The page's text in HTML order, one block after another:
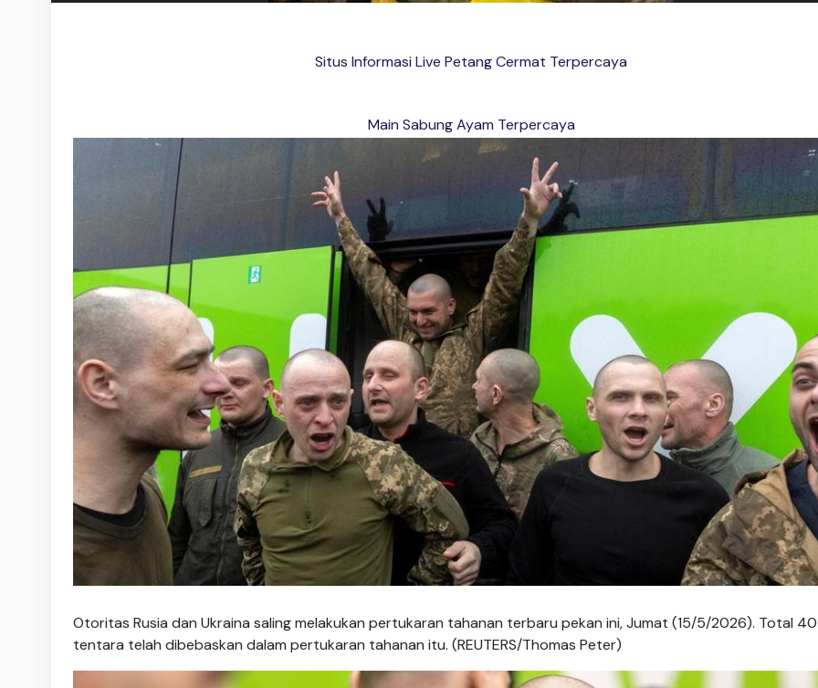
Situs Informasi Live Petang Cermat Terpercaya
Main Sabung Ayam Terpercaya
Otoritas Rusia dan Ukraina saling melakukan pertukaran tahanan terbaru pekan ini, Jumat (15/5/2026). Total 40
tentara telah dibebaskan dalam pertukaran tahanan itu. (REUTERS/Thomas Peter)